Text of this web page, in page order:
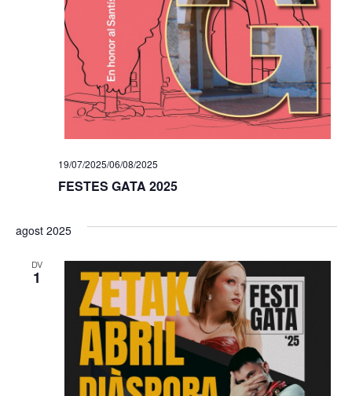
FESTES GATA 2025
19/07/2025/06/08/2025
agost 2025
DV
1